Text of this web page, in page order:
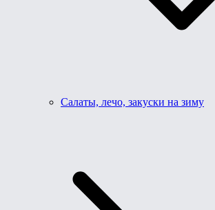
Салаты, лечо, закуски на зиму